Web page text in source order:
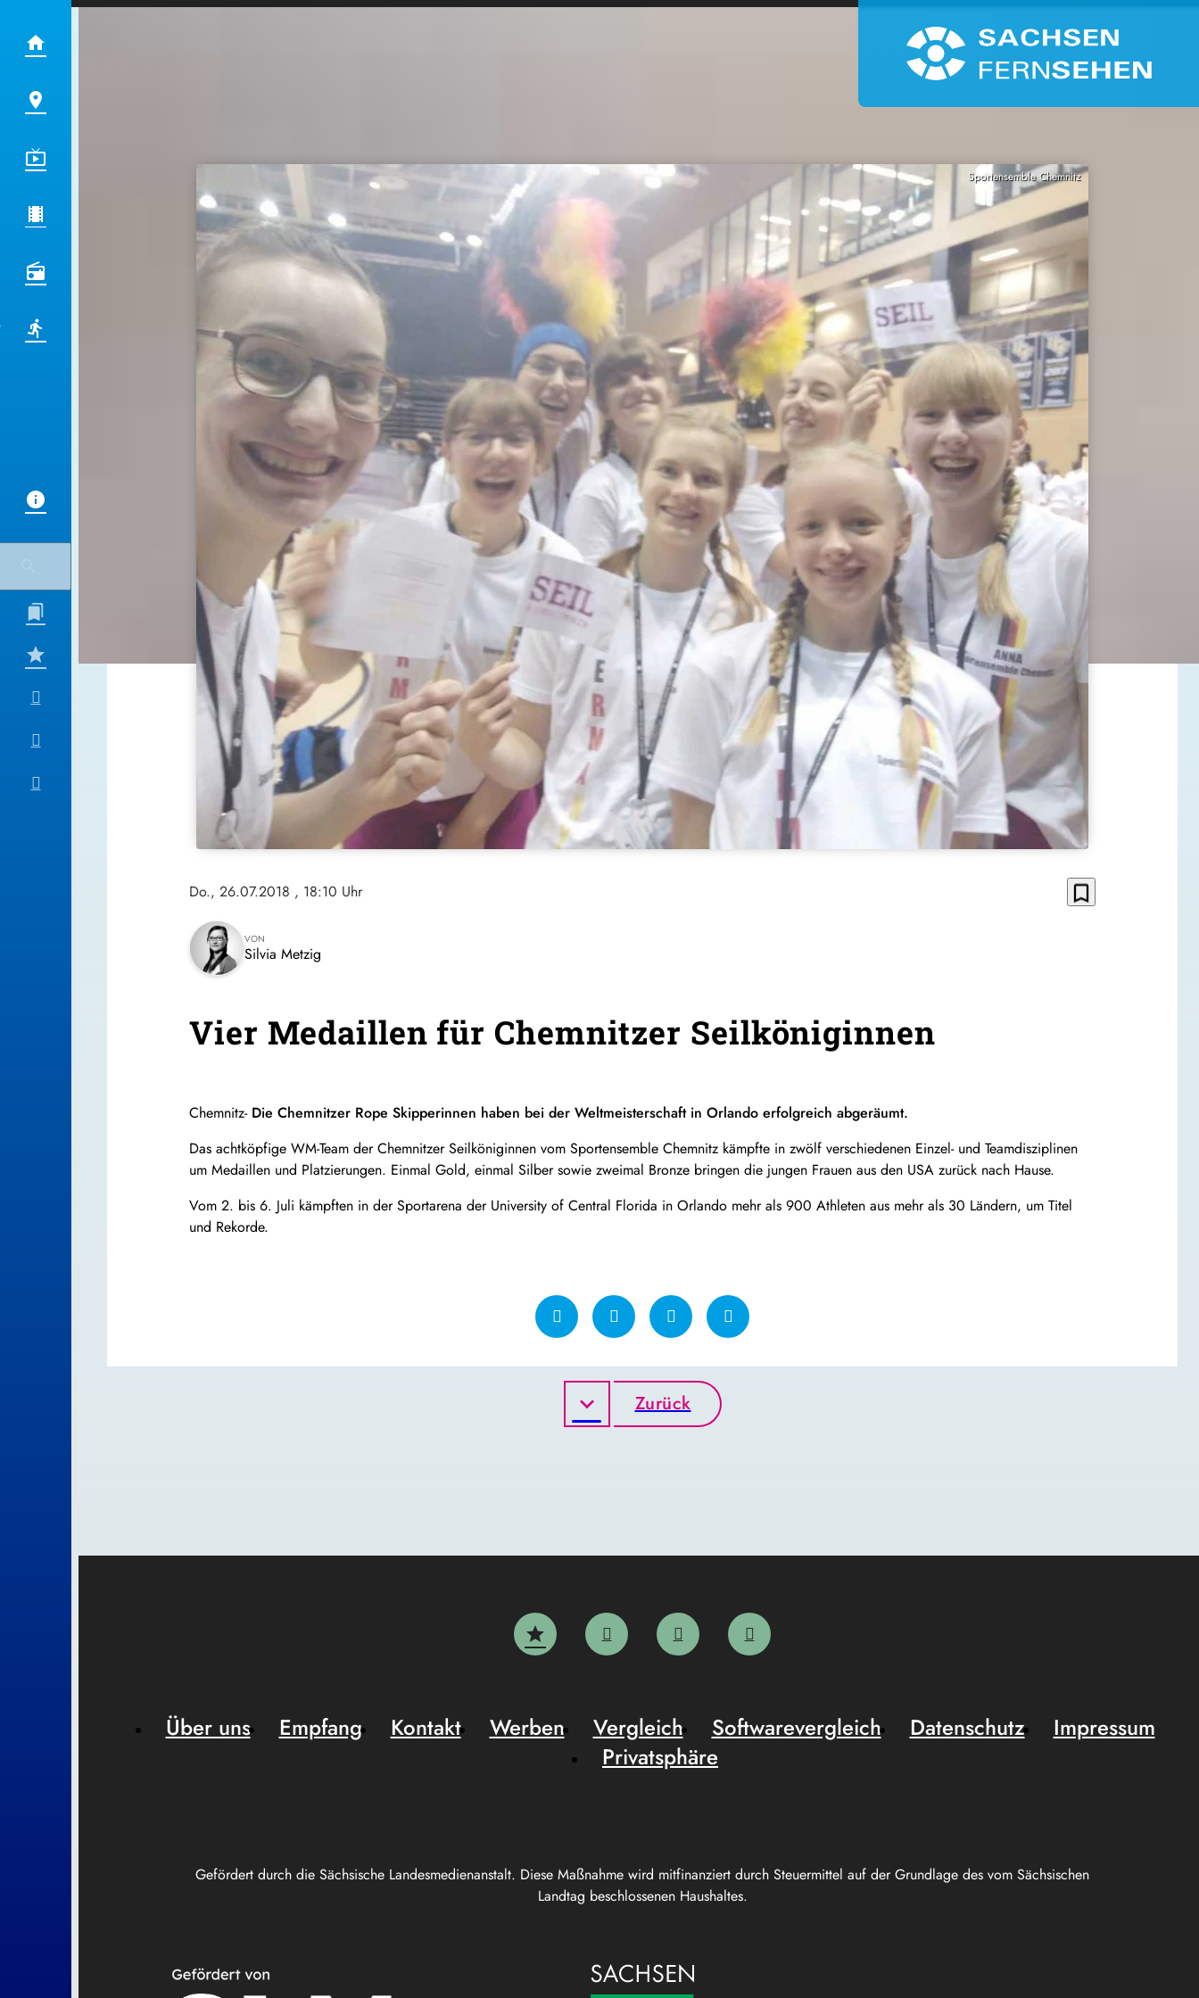
Sportensemble Chemnitz
Do., 26.07.2018 , 18:10 Uhr bookmark_border
VON
Silvia Metzig
Vier Medaillen für Chemnitzer Seilköniginnen
Chemnitz- Die Chemnitzer Rope Skipperinnen haben bei der Weltmeisterschaft in Orlando erfolgreich abgeräumt.
Das achtköpfige WM-Team der Chemnitzer Seilköniginnen vom Sportensemble Chemnitz kämpfte in zwölf verschiedenen Einzel- und Teamdisziplinen
um Medaillen und Platzierungen. Einmal Gold, einmal Silber sowie zweimal Bronze bringen die jungen Frauen aus den USA zurück nach Hause.
Vom 2. bis 6. Juli kämpften in der Sportarena der University of Central Florida in Orlando mehr als 900 Athleten aus mehr als 30 Ländern, um Titel
und Rekorde.
Zurück
Gefördert durch die Sächsische Landesmedienanstalt. Diese Maßnahme wird mitfinanziert durch Steuermittel auf der Grundlage des vom Sächsischen
Landtag beschlossenen Haushaltes.
Über uns Empfang Kontakt Werben Vergleich Softwarevergleich Datenschutz
Impressum
Privatsphäre